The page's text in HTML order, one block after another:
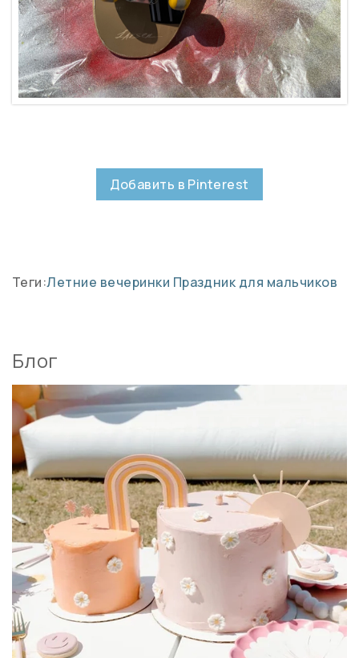
Добавить в Pinterest
Теги:Летние вечеринки Праздник для мальчиков
Блог